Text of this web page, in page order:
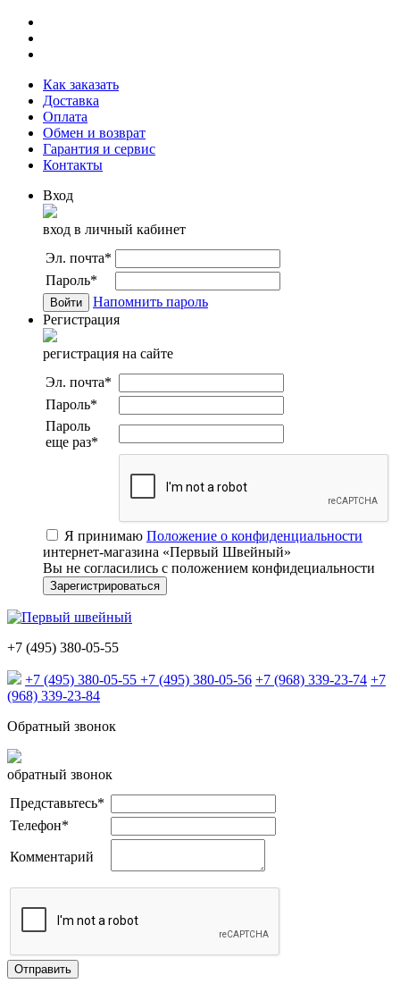
Как заказать
Доставка
Оплата
Обмен и возврат
Гарантия и сервис
Контакты
Вход
вход в личный кабинет
Эл. почта*
Пароль*
Напомнить пароль
Регистрация
регистрация на сайте
Эл. почта*
Пароль*
Пароль
еще раз*
Я принимаю Положение о конфиденциальности
интернет-магазина «Первый Швейный»
Вы не согласились с положением конфидециальности
+7 (495) 380-05-55
+7 (495) 380-05-55 +7 (495) 380-05-56 +7 (968) 339-23-74 +7
(968) 339-23-84
Обратный звонок
обратный звонок
Представьтесь*
Телефон*
Комментарий